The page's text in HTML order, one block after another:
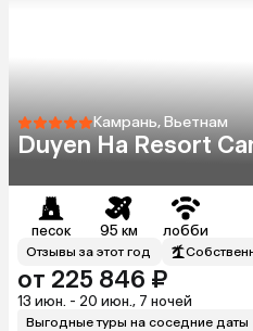
Камрань, Вьетнам
Duyen Ha Resort
песок 95 км лобби
Отзывы за этот год
от 225 846 ₽
13 июн. - 20 июн., 7 ночей
Выгодные туры на соседние даты